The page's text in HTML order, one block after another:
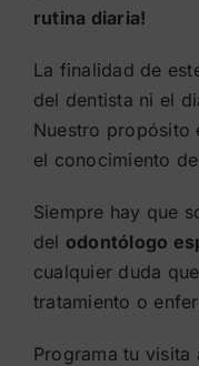
rutina diaria!
La finalidad de
del dentista ni el
Nuestro propósito
el conocimiento
Siempre hay que
del odontólogo
cualquier duda
tratamiento o
Programa tu visita